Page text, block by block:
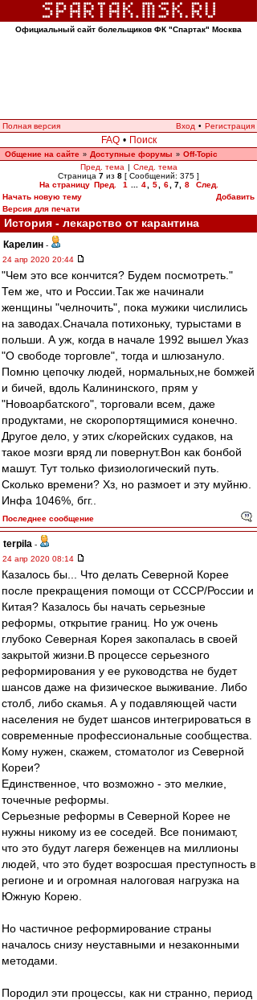
Официальный сайт болельщиков ФК "Спартак" Москва
Полная версия Вход • Регистрация
FAQ • Поиск
Общение на сайте » Доступные форумы » Off-Topic
Пред. тема | След. тема
Страница 7 из 8 [ Сообщений: 375 ]
На страницу Пред. 1 4 5 6 7, 8
След.
Начать новую тему
Добавить
Версия для печати
История - лекарство от карантина
Карелин -
24 апр 2020 20:44
"Чем это все кончится? Будем посмотреть."
Тем же, что и России.Так же начинали
женщины "челночить", пока мужики числились
на заводах.Сначала потихоньку, турыстами в
польши. А уж, когда в начале 1992 вышел Указ
"О свободе торговле", тогда и шлюзануло.
Помню цепочку людей, нормальных,не бомжей
и бичей, вдоль Калининского, прям у
"Новоарбатского", торговали всем, даже
продуктами, не скоропортящимися конечно.
Другое дело, у этих с/корейских судаков, на
такое мозги вряд ли повернут.Вон как бонбой
машут. Тут только физиологический путь.
Сколько времени? Хз, но размоет и эту муйню.
Инфа 1046%, бгг..
Последнее сообщение
terpila -
24 апр 2020 08:14
Казалось бы... Что делать Северной Корее
после прекращения помощи от СССР/России и
Китая? Казалось бы начать серьезные
реформы, открытие границ. Но уж очень
глубоко Северная Корея закопалась в своей
закрытой жизни.В процессе серьезного
реформирования у ее руководства не будет
шансов даже на физическое выживание. Либо
столб, либо скамья. А у подавляющей части
населения не будет шансов интегрироваться в
современные профессиональные сообщества.
Кому нужен, скажем, стоматолог из Северной
Кореи?
Единственное, что возможно - это мелкие,
точечные реформы.
Серьезные реформы в Северной Корее не
нужны никому из ее соседей. Все понимают,
что это будут лагеря беженцев на миллионы
людей, что это будет возросшая преступность в
регионе и и огромная налоговая нагрузка на
Южную Корею.
Но частичное реформирование страны
началось снизу неуставными и незаконными
методами.
Породил эти процессы, как ни странно, период